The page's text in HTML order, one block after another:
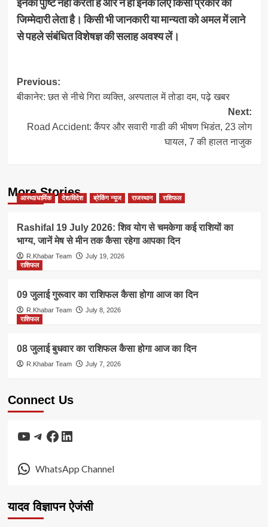
जिम्मेदारी लेता है। किसी भी जानकारी या मान्यता को अमल में लाने
से पहले संबंधित विशेषज्ञ की सलाह अवश्य लें।
Post
navigation
Previous:
बीकानेर: छत से नीचे गिरा व्यक्ति, अस्पताल में तोडा दम, पढ़े खबर
Next:
Road Accident: कैंपर और सवारी गाडी की भीषण भिडंत, 23 लोग
घायल, 7 की हालत नाजुक
More Stories
आस्था/धार्मिक देश/विदेश ब्रेकिंग न्यूज राजस्थान राशिफल
Rashifal 19 July 2026: शिव योग से चमकेगा कई राशियों का
भाग्य, जानें मेष से मीन तक कैसा रहेगा आपका दिन
R.Khabar Team
July 19, 2026
राशिफल
09 जुलाई गुरूवार का राशिफल कैसा होगा आज का दिन
R.Khabar Team
July 8, 2026
राशिफल
08 जुलाई बुधवार का राशिफल कैसा होगा आज का दिन
R.Khabar Team July 7, 2026
Connect Us
YouTube
Telegram
Facebook
LinkedIn
WhatsApp Channel
यादव विज्ञापन ऐजंसी